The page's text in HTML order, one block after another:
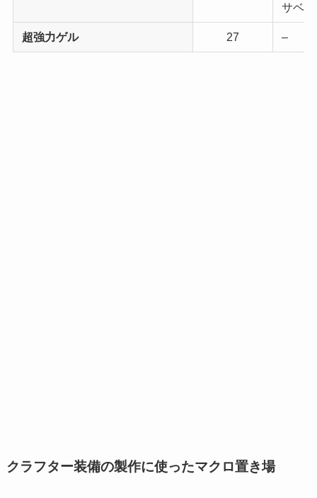
サベ
超強力ゲル 27 –
クラフター装備の製作に使ったマクロ置き場